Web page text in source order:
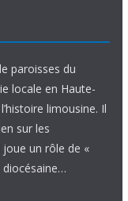
paroisses du
locale en Haute-
limousine. Il
sur les
joue un rôle de «
diocésaine…